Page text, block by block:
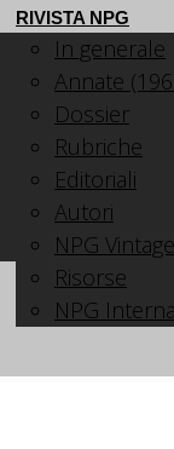
RIVISTA NPG
In generale
Annate
Dossier
Rubriche
Editoriali
Autori
NPG Vintage
Risorse
NPG